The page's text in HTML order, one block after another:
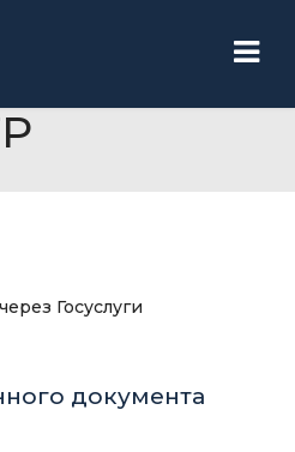
Госуслуги
документа